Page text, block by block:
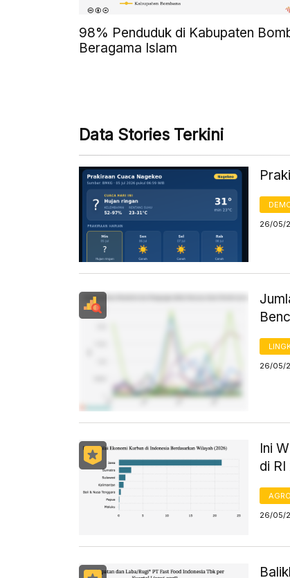
98% Penduduk di Kabupaten
Beragama Islam
Data Stories Terkini
26/05/
26/05/
Ini
di
26/05/